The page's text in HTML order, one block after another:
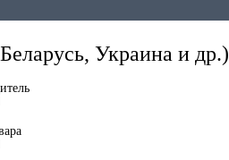
Украина и др.)